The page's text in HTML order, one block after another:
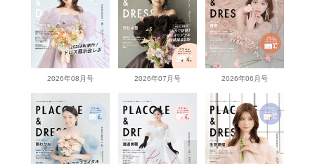
2026年08月号 2026年07月号 2026年06月号